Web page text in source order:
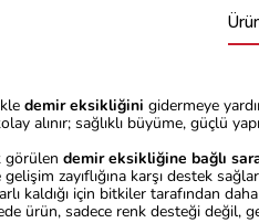
demir eksikliğini gidermeye
alınır; sağlıklı büyüme, güçlü
görülen demir eksikliğine bağlı
zayıflığına karşı destek
kaldığı için bitkiler tarafından
ürün, sadece renk desteği değil,